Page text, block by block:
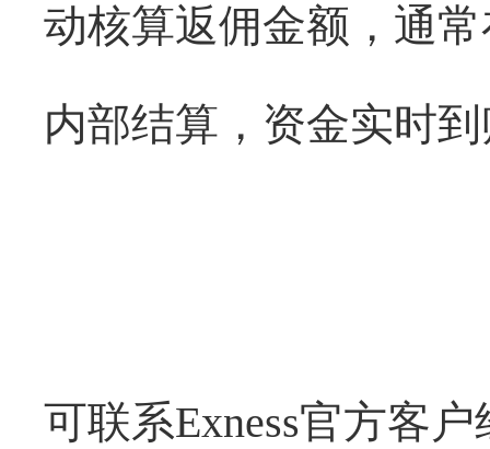
动核算返佣金额，通
内部结算，资金实时
可联系Exness官方客户